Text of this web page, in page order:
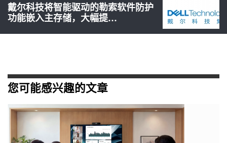
戴尔科技将智能驱动的勒索软件防护
功能嵌入主存储，大幅提…
您可能感兴趣的文章